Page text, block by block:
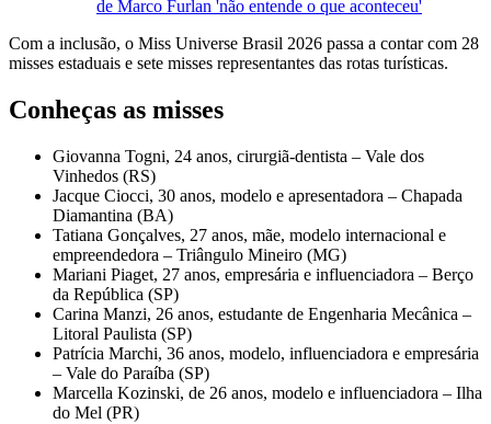
de Marco Furlan 'não entende o que aconteceu'
Com a inclusão, o Miss Universe Brasil 2026 passa a contar com 28
misses estaduais e sete misses representantes das rotas turísticas.
Conheças as misses
Giovanna Togni, 24 anos, cirurgiã-dentista – Vale dos
Vinhedos (RS)
Jacque Ciocci, 30 anos, modelo e apresentadora – Chapada
Diamantina (BA)
Tatiana Gonçalves, 27 anos, mãe, modelo internacional e
empreendedora – Triângulo Mineiro (MG)
Mariani Piaget, 27 anos, empresária e influenciadora – Berço
da República (SP)
Carina Manzi, 26 anos, estudante de Engenharia Mecânica –
Litoral Paulista (SP)
Patrícia Marchi, 36 anos, modelo, influenciadora e empresária
– Vale do Paraíba (SP)
Marcella Kozinski, de 26 anos, modelo e influenciadora – Ilha
do Mel (PR)